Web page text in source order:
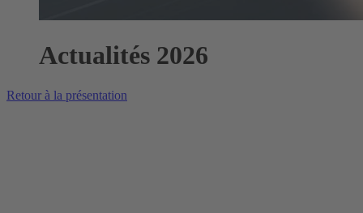
Actualités 2026
Retour à la présentation